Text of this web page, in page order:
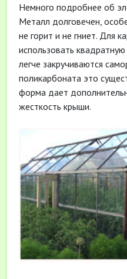
Немного подробнее об
Металл долговечен,
не горит и не гниет. Для
использовать
легче закручиваются
поликарбоната это
форма дает
жесткость крыши.